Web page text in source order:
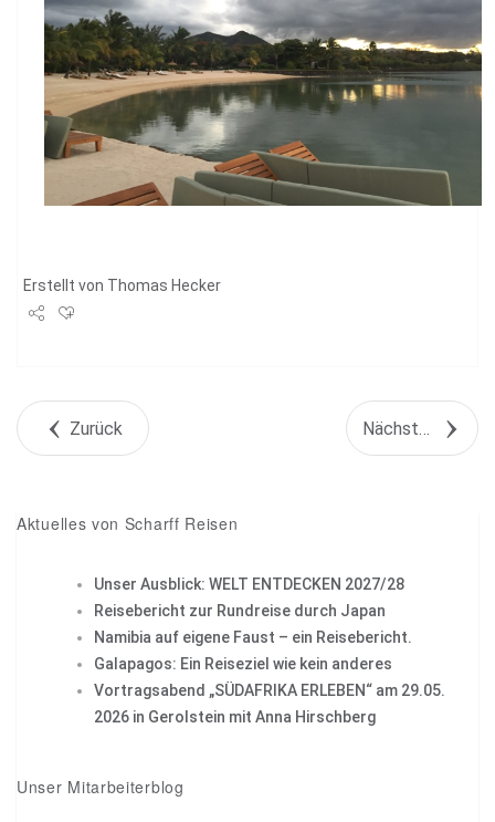
Erstellt von Thomas Hecker
+1Zurück Nächstes Objekt
Aktuelles von Scharff Reisen
Unser Ausblick: WELT ENTDECKEN 2027/28
Reisebericht zur Rundreise durch Japan
Namibia auf eigene Faust – ein Reisebericht.
Galapagos: Ein Reiseziel wie kein anderes
Vortragsabend „SÜDAFRIKA ERLEBEN“ am 29.05.
2026 in Gerolstein mit Anna Hirschberg
Unser Mitarbeiterblog